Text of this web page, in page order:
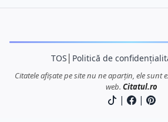
TOS Politică de
Citatele afișate pe site nu ne aparțin, ele sunt
web. Citatul.ro
| |